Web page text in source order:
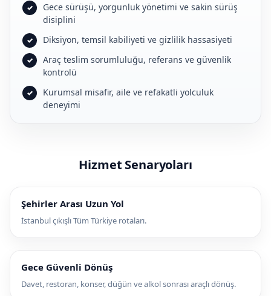
Gece sürüşü, yorgunluk yönetimi ve sakin sürüş
disiplini
Diksiyon, temsil kabiliyeti ve gizlilik hassasiyeti
Araç teslim sorumluluğu, referans ve güvenlik
kontrolü
Kurumsal misafir, aile ve refakatli yolculuk
deneyimi
Hizmet Senaryoları
Şehirler Arası Uzun Yol
İstanbul çıkışlı Tüm Türkiye rotaları.
Gece Güvenli Dönüş
Davet, restoran, konser, düğün ve alkol sonrası araçlı dönüş.